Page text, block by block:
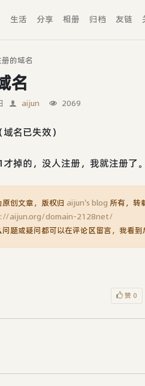
生活 分享 相册 归档 友链
的域名
名
aijun 2069
（域名已失效）
掉的，没人注册，我就注册了。
创文章，版权归 aijun's blog 所有，转
aijun.org/domain-2128net/
题或疑问都可以在评论区留言，我看到
赞 0